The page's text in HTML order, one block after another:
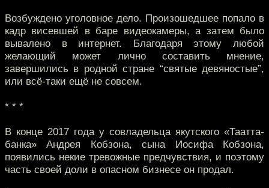
Возбуждено уголовное дело. Произошедшее попало в
кадр висевшей в баре видеокамеры, а затем было
вывалено в интернет. Благодаря этому любой
желающий может лично составить мнение,
завершились в родной стране “святые девяностые”,
или всё-таки ещё не совсем.
* * *
В конце 2017 года у совладельца якутского «Таатта-
банка» Андрея Кобзона, сына Иосифа Кобзона,
появились некие тревожные предчувствия, и поэтому
часть своей доли в опасном бизнесе он продал.